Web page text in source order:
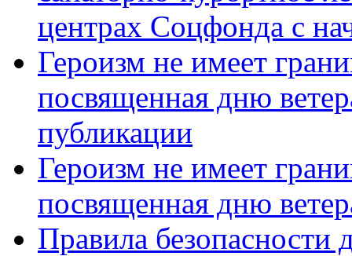
центрах Соцфонда с
Героизм не имеет
посвященная дню
публикации
Героизм не имеет
посвященная дню
Правила безопасности